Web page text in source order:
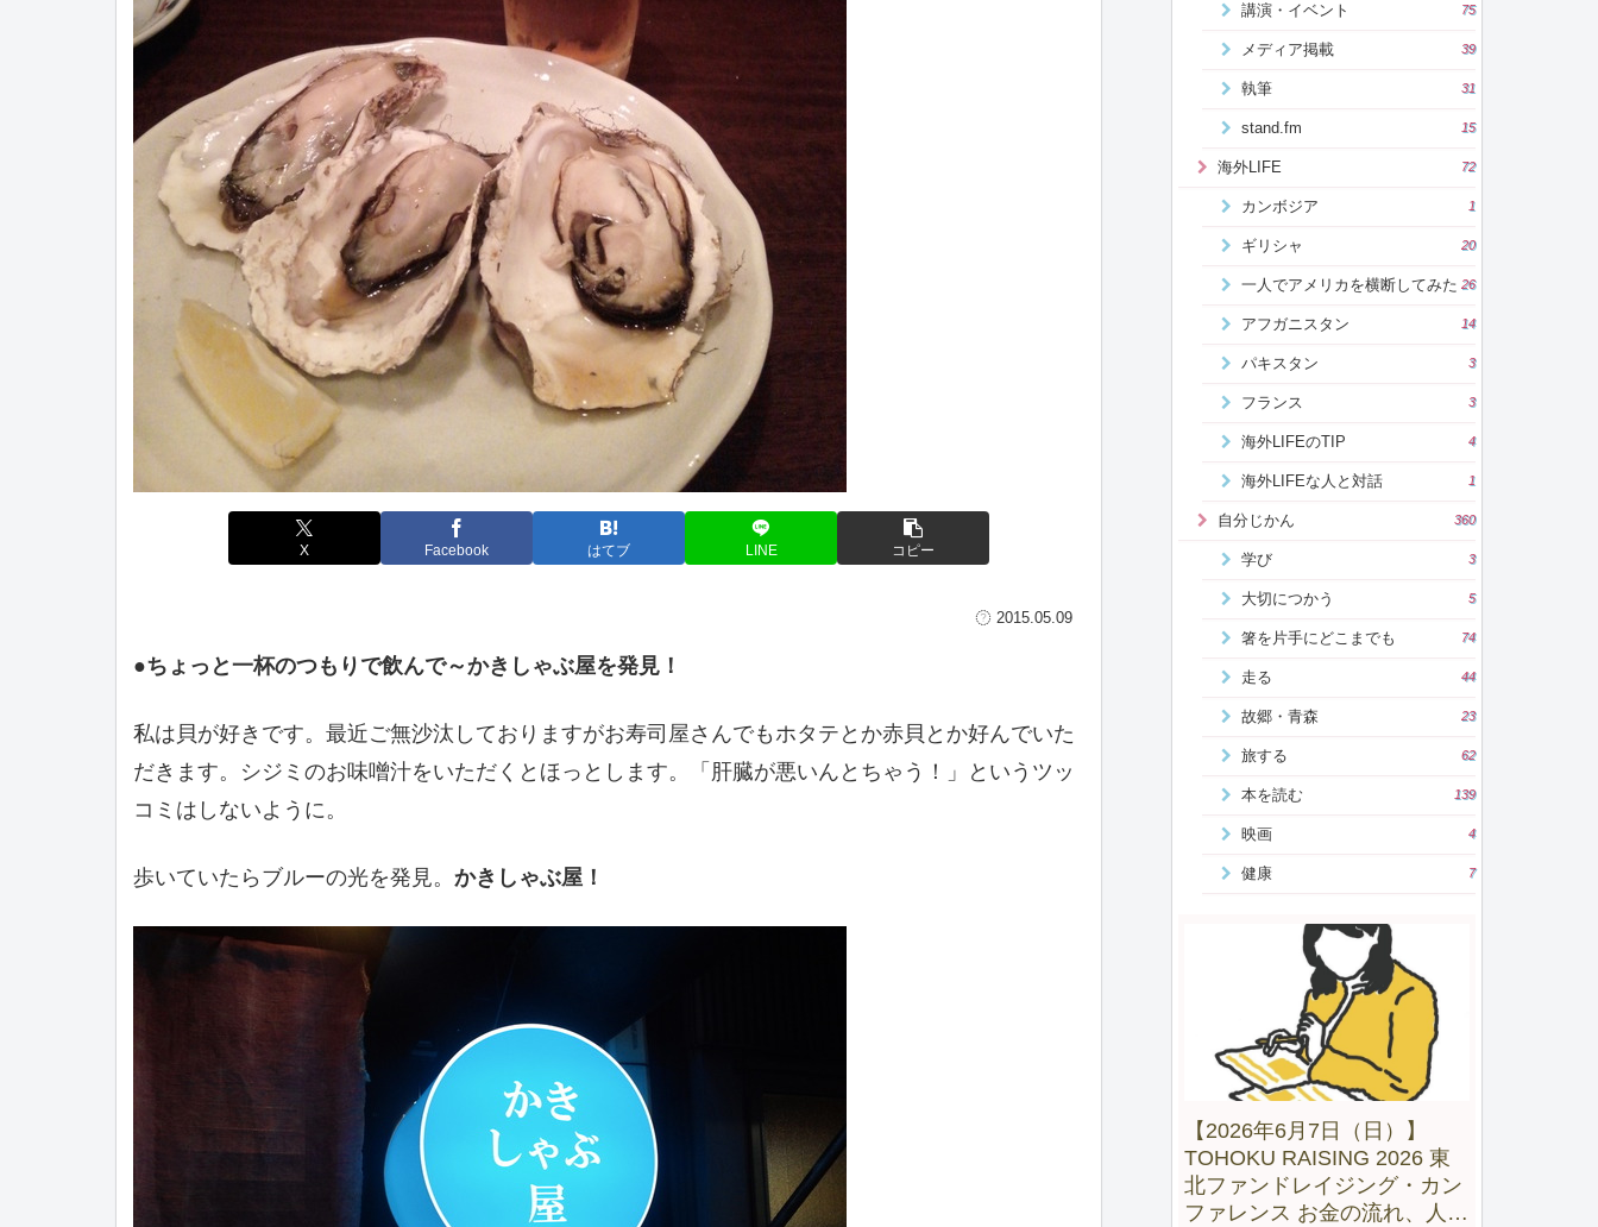
X Facebook はてブ LINE コピー
2015.05.09
●ちょっと一杯のつもりで飲んで～かきしゃぶ屋を発見！
私は貝が好きです。最近ご無沙汰しておりますがお寿司屋さんでもホタテとか赤貝とか好んでいた
だきます。シジミのお味噌汁をいただくとほっとします。「肝臓が悪いんとちゃう！」というツッ
コミはしないように。
歩いていたらブルーの光を発見。 かきしゃぶ屋！
講演・イベント 75
メディア掲載 39
執筆 31
stand.fm 15
海外LIFE 72
カンボジア 1
ギリシャ 20
一人でアメリカを横断してみた 26
アフガニスタン 14
パキスタン 3
フランス 3
海外LIFEのTIP 4
海外LIFEな人と対話 1
自分じかん 360
学び 3
大切につかう 5
箸を片手にどこまでも 74
走る 44
故郷・青森 23
旅する 62
本を読む 139
映画 4
健康 7
【2026年6月7日（日）】
TOHOKU RAISING 2026 東
北ファンドレイジング・カン
ファレンス お金の流れ、人の